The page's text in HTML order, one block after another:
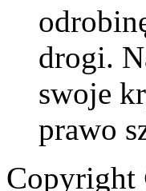
drogi.
swoje
prawo